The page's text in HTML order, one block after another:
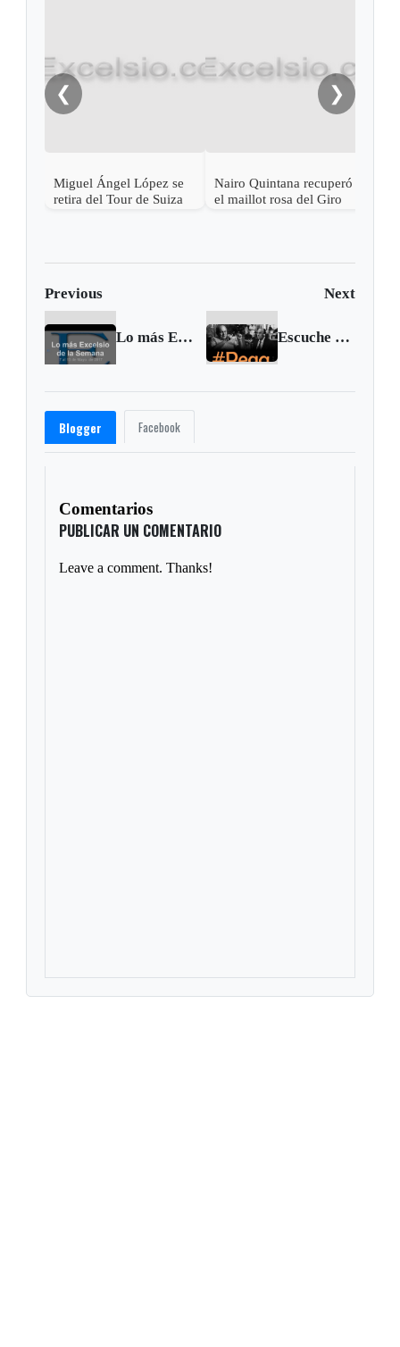
❮
Miguel Ángel López se
retira del Tour de Suiza
Nairo Quintana recuperó
el maillot rosa del Giro
❯
Previous Next
Lo más Excelsio de la Semana - 7 al 13 de mayo de 2017 Escuche a Peláez y Gardeazábal en su Pega | Mayo 15 de 2017
Blogger Facebook
Comentarios
PUBLICAR UN COMENTARIO
Leave a comment. Thanks!